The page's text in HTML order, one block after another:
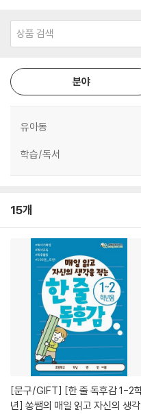
분야
유아동
학습/독서
15개
[문구/GIFT]
년] 쏭쌤의 매일 읽고 자신의 생각